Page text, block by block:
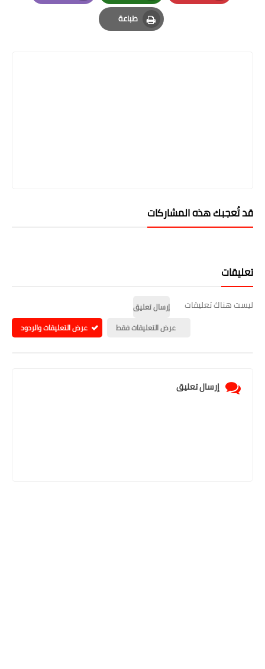
Pinterest
Whatsapp
Email
طباعة
Print
قد تُعجبك هذه المشاركات
تعليقات
ليست هناك تعليقات
إرسال تعليق
عرض التعليقات فقط
عرض التعليقات والردود
إرسال تعليق